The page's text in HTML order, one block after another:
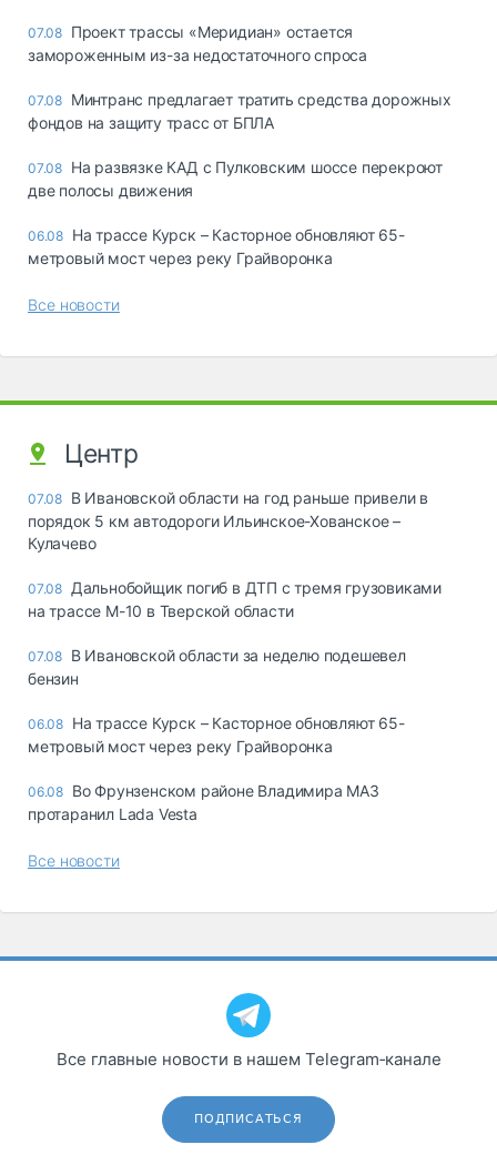
07.08 Проект трассы «Меридиан» остается
замороженным из-за недостаточного спроса
07.08 Минтранс предлагает тратить средства дорожных
фондов на защиту трасс от БПЛА
07.08 На развязке КАД с Пулковским шоссе перекроют
две полосы движения
06.08 На трассе Курск – Касторное обновляют 65-
метровый мост через реку Грайворонка
Все новости
Центр
07.08 В Ивановской области на год раньше привели в
порядок 5 км автодороги Ильинское-Хованское –
Кулачево
07.08 Дальнобойщик погиб в ДТП с тремя грузовиками
на трассе М-10 в Тверской области
07.08 В Ивановской области за неделю подешевел
бензин
06.08 На трассе Курск – Касторное обновляют 65-
метровый мост через реку Грайворонка
06.08 Во Фрунзенском районе Владимира МАЗ
протаранил Lada Vesta
Все новости
Все главные новости в нашем Telegram‑канале
ПОДПИСАТЬСЯ